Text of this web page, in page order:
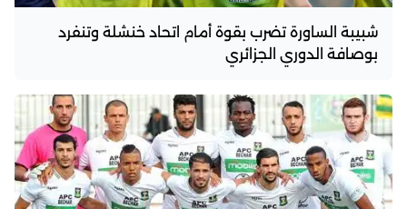
شبيبة الساورة تضرب بقوة أمام اتحاد خنشلة وتنفرد
بوصافة الدوري الجزائري